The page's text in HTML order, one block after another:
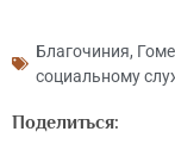
Благочиния,
социальному
Поделиться: